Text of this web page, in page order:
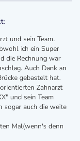
und sein Team.
ich ein Super
die Rechnung war
Auch Dank an
gebastelt hat.
Zahnarzt
und sein Team
sogar auch die weite
Mal(wenn's denn